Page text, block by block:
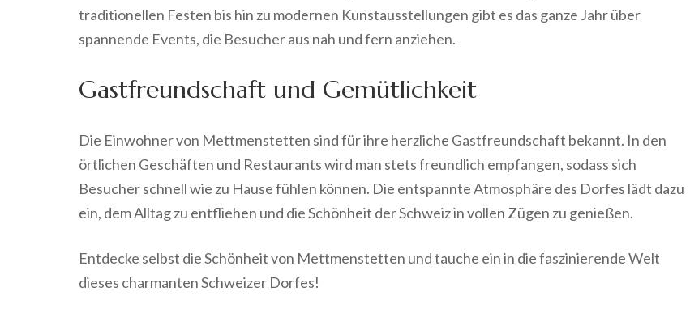
traditionellen Festen bis hin zu modernen Kunstausstellungen gibt es das ganze Jahr über
spannende Events, die Besucher aus nah und fern anziehen.
Gastfreundschaft und Gemütlichkeit
Die Einwohner von Mettmenstetten sind für ihre herzliche Gastfreundschaft bekannt. In den
örtlichen Geschäften und Restaurants wird man stets freundlich empfangen, sodass sich
Besucher schnell wie zu Hause fühlen können. Die entspannte Atmosphäre des Dorfes lädt dazu
ein, dem Alltag zu entfliehen und die Schönheit der Schweiz in vollen Zügen zu genießen.
Entdecke selbst die Schönheit von Mettmenstetten und tauche ein in die faszinierende Welt
dieses charmanten Schweizer Dorfes!